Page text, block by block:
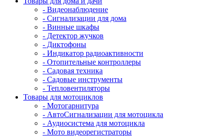
- Видеонаблюдение
- Сигнализации для дома
- Винные шкафы
- Детектор жучков
- Диктофоны
- Индикатор радиоактивности
- Отопительные контроллеры
- Садовая техника
- Садовые инструменты
- Тепловентиляторы
Товары для мотоциклов
- Mотогарнитура
- АвтоСигнализации для мотоцикла
- Аудиосистема для мотоцикла
- Мото видеорегистраторы